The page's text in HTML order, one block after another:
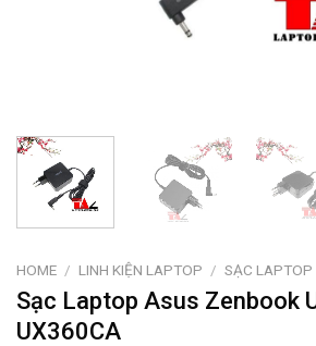
HOME / LINH KIỆN LAPTOP / SẠC LAPTOP
Sạc Laptop Asus Zenbook
UX360CA